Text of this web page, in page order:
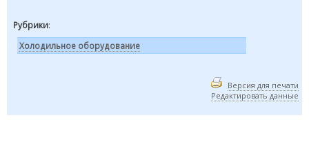
Рубрики:
Холодильное оборудование
Версия для печати
Редактировать данные